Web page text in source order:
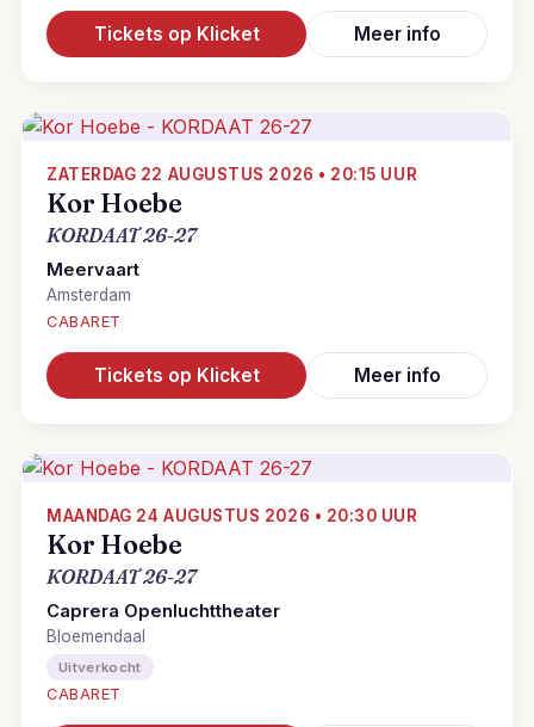
Tickets op Klicket Meer info
ZATERDAG 22 AUGUSTUS 2026 • 20:15 UUR
Kor Hoebe
KORDAAT 26-27
Meervaart
Amsterdam
CABARET
Tickets op Klicket Meer info
MAANDAG 24 AUGUSTUS 2026 • 20:30 UUR
Kor Hoebe
KORDAAT 26-27
Caprera Openluchttheater
Bloemendaal
Uitverkocht
CABARET